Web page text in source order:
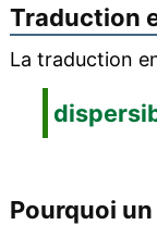
Traduction
La traduction
Pourquoi